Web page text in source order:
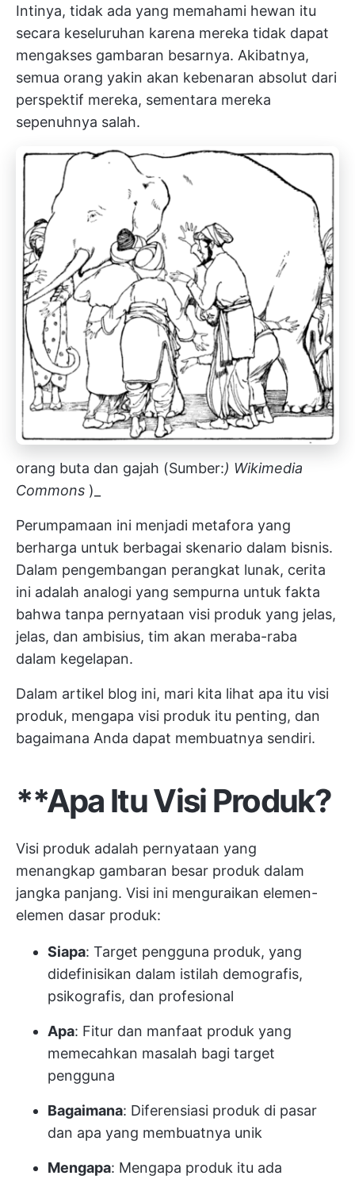
Intinya, tidak ada yang memahami hewan itu
secara keseluruhan karena mereka tidak dapat
mengakses gambaran besarnya. Akibatnya,
semua orang yakin akan kebenaran absolut dari
perspektif mereka, sementara mereka
sepenuhnya salah.
orang buta dan gajah (Sumber:) Wikimedia
Commons )_
Perumpamaan ini menjadi metafora yang
berharga untuk berbagai skenario dalam bisnis.
Dalam pengembangan perangkat lunak, cerita
ini adalah analogi yang sempurna untuk fakta
bahwa tanpa pernyataan visi produk yang jelas,
jelas, dan ambisius, tim akan meraba-raba
dalam kegelapan.
Dalam artikel blog ini, mari kita lihat apa itu visi
produk, mengapa visi produk itu penting, dan
bagaimana Anda dapat membuatnya sendiri.
**Apa Itu Visi Produk?
Visi produk adalah pernyataan yang
menangkap gambaran besar produk dalam
jangka panjang. Visi ini menguraikan elemen-
elemen dasar produk:
Siapa: Target pengguna produk, yang
didefinisikan dalam istilah demografis,
psikografis, dan profesional
Apa: Fitur dan manfaat produk yang
memecahkan masalah bagi target
pengguna
Bagaimana: Diferensiasi produk di pasar
dan apa yang membuatnya unik
Mengapa: Mengapa produk itu ada